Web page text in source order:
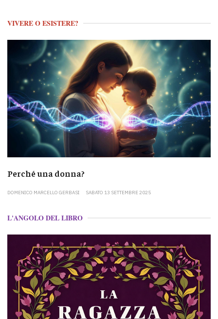
VIVERE O ESISTERE?
Perché una donna?
DOMENICO MARCELLO GERBASI SABATO 13 SETTEMBRE 2025
L'ANGOLO DEL LIBRO